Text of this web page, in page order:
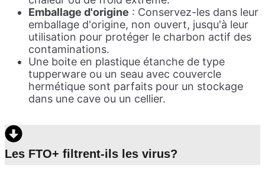
Emballage d'origine : Conservez-les dans leur
emballage d'origine, non ouvert, jusqu'à leur
utilisation pour protéger le charbon actif des
contaminations.
Une boite en plastique étanche de type
tupperware ou un seau avec couvercle
hermétique sont parfaits pour un stockage
dans une cave ou un cellier.
Les FTO+ filtrent-ils les virus?